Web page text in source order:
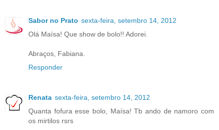
Sabor no Prato sexta-feira, setembro 14, 2012
Olá Maísa! Que show de bolo!! Adorei.
Abraços, Fabiana.
Responder
Renata sexta-feira, setembro 14, 2012
Quanta fofura esse bolo, Maísa! Tb ando de namoro com
os mirtilos rsrs